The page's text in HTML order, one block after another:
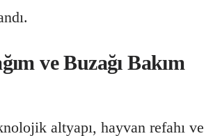
ve Buzağı Bakım
altyapı, hayvan refahı ve